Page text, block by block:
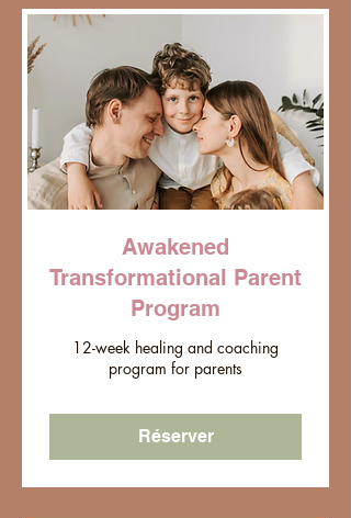
Awakened
Transformational Parent
Program
12-week healing and coaching
program for parents
Réserver